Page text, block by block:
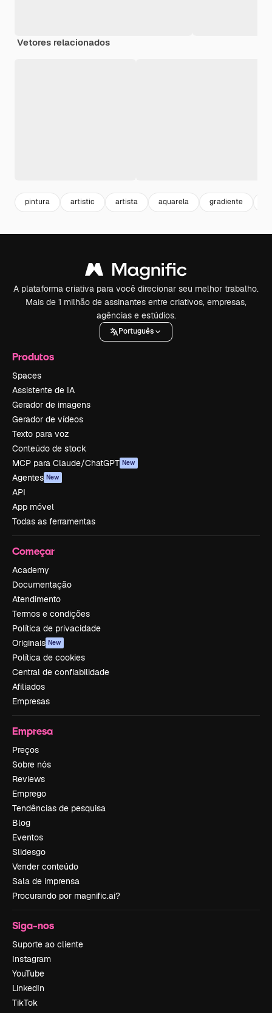
Vetores relacionados
pintura artistic artista aquarela gradiente
A plataforma criativa para você direcionar seu melhor trabalho.
Mais de 1 milhão de assinantes entre criativos, empresas,
agências e estúdios.
Português
Produtos
Spaces
Assistente de IA
Gerador de imagens
Gerador de vídeos
Texto para voz
Conteúdo de stock
MCP para Claude/ChatGPT New
Agentes New
API
App móvel
Todas as ferramentas
Começar
Academy
Documentação
Atendimento
Termos e condições
Política de privacidade
Originais New
Política de cookies
Central de confiabilidade
Afiliados
Empresas
Empresa
Preços
Sobre nós
Reviews
Emprego
Tendências de pesquisa
Blog
Eventos
Slidesgo
Vender conteúdo
Sala de imprensa
Procurando por magnific.ai?
Siga-nos
Suporte ao cliente
Instagram
YouTube
LinkedIn
TikTok